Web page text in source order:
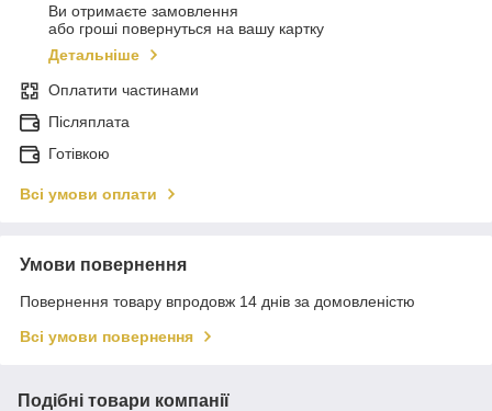
Ви отримаєте замовлення
або гроші повернуться на вашу картку
Детальніше
Оплатити частинами
Післяплата
Готівкою
Всі умови оплати
Умови повернення
Повернення товару впродовж 14 днів за домовленістю
Всі умови повернення
Подібні товари компанії